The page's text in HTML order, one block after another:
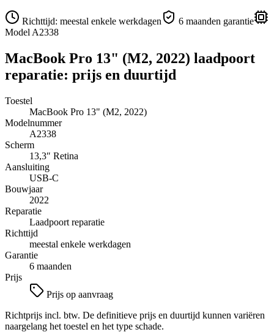
Richttijd: meestal enkele werkdagen
6 maanden garantie
Model A2338
MacBook Pro 13" (M2, 2022) laadpoort
reparatie: prijs en duurtijd
Toestel
MacBook Pro 13" (M2, 2022)
Modelnummer
A2338
Scherm
13,3″ Retina
Aansluiting
USB-C
Bouwjaar
2022
Reparatie
Laadpoort reparatie
Richttijd
meestal enkele werkdagen
Garantie
6 maanden
Prijs
Prijs op aanvraag
Richtprijs incl. btw. De definitieve prijs en duurtijd kunnen variëren
naargelang het toestel en het type schade.